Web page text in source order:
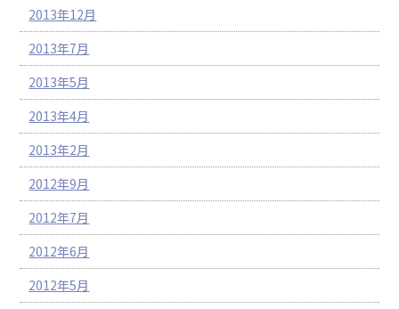
2013年12月
2013年7月
2013年5月
2013年4月
2013年2月
2012年9月
2012年7月
2012年6月
2012年5月